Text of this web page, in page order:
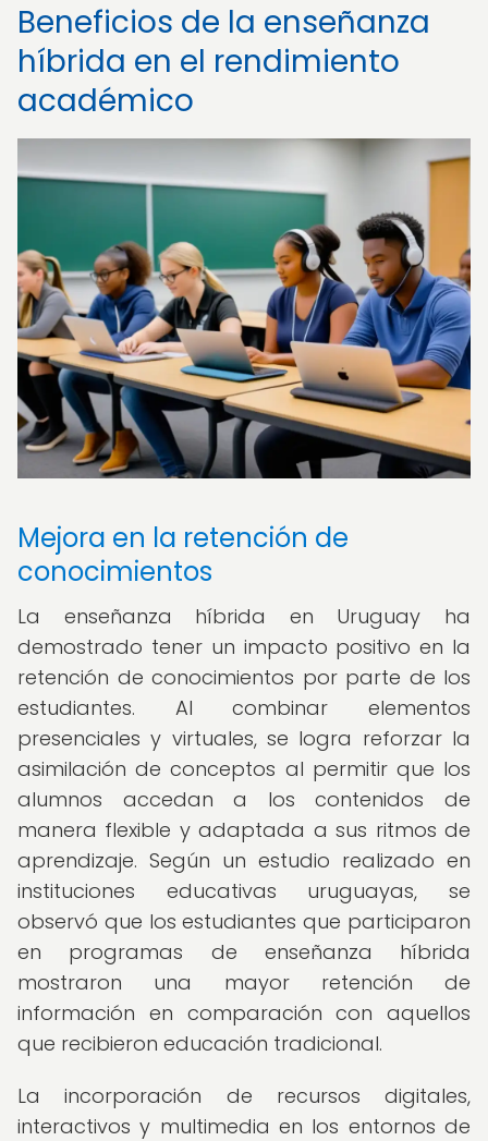
Beneficios de la enseñanza
híbrida en el rendimiento
académico
Mejora en la retención de
conocimientos
La enseñanza híbrida en Uruguay ha
demostrado tener un impacto positivo en la
retención de conocimientos por parte de los
estudiantes. Al combinar elementos
presenciales y virtuales, se logra reforzar la
asimilación de conceptos al permitir que los
alumnos accedan a los contenidos de
manera flexible y adaptada a sus ritmos de
aprendizaje. Según un estudio realizado en
instituciones educativas uruguayas, se
observó que los estudiantes que participaron
en programas de enseñanza híbrida
mostraron una mayor retención de
información en comparación con aquellos
que recibieron educación tradicional.
La incorporación de recursos digitales,
interactivos y multimedia en los entornos de